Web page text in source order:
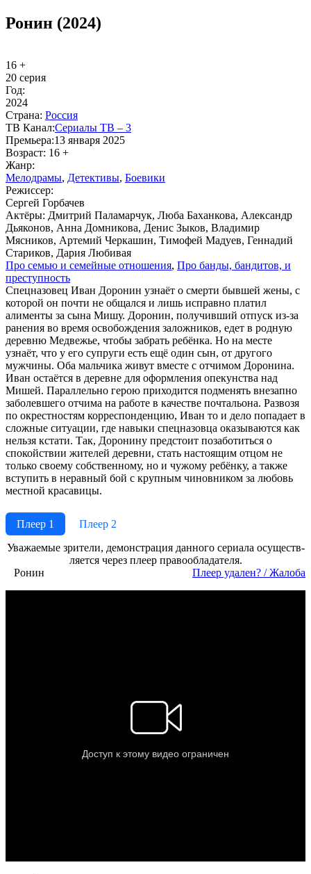
Ронин (2024)
16 +
20 серия
Год:
2024
Стра­на: Рос­сия
ТВ Ка­нал:Се­риа­лы ТВ – 3
Пре­мье­ра:13 января 2025
Воз­раст: 16 +
Жанр:
Ме­ло­дра­мы, Де­тек­ти­вы, Бое­ви­ки
Ре­жис­сер:
Сергей Горбачев
Ак­тё­ры: Дмитрий Паламарчук, Люба Баханкова, Александр
Дьяконов, Анна Домникова, Денис Зыков, Владимир
Мясников, Артемий Черкашин, Тимофей Мадуев, Геннадий
Стариков, Дария Любивая
Про се­мью и се­мей­ные от­но­ше­ния, Про бан­ды, бан­ди­тов, и
пре­ступ­ность
Спецназовец Иван Доронин узнаёт о смерти бывшей жены, с
которой он почти не общался и лишь исправно платил
алименты за сына Мишу. Доронин, получивший отпуск из-за
ранения во время освобождения заложников, едет в родную
деревню Медвежье, чтобы забрать ребёнка. Но на месте
узнаёт, что у его супруги есть ещё один сын, от другого
мужчины. Оба мальчика живут вместе с отчимом Доронина.
Иван остаётся в деревне для оформления опекунства над
Мишей. Параллельно герою приходится подменять внезапно
заболевшего отчима на работе в качестве почтальона. Развозя
по окрестностям корреспонденцию, Иван то и дело попадает в
сложные ситуации, где навыки спецназовца оказываются как
нельзя кстати. Так, Доронину предстоит позаботиться о
спокойствии жителей деревни, стать настоящим отцом не
только своему собственному, но и чужому ребёнку, а также
вступить в неравный бой с крупным чиновником за любовь
местной красавицы.
Плеер 1
Плеер 2
Ува­жае­мые зри­те­ли, де­мон­ст­ра­ция дан­но­го се­риа­ла осу­ще­ст­в­
ля­ет­ся че­рез пле­ер пра­во­об­ла­да­те­ля.
Ронин
Пле­ер уда­лен? / Жа­ло­ба